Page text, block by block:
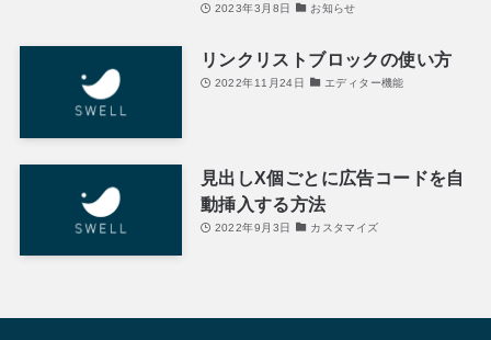
2023年3月8日 お知らせ
リンクリストブロックの使い方
2022年11月24日 エディター機能
見出しX個ごとに広告コードを自
動挿入する方法
2022年9月3日 カスタマイズ